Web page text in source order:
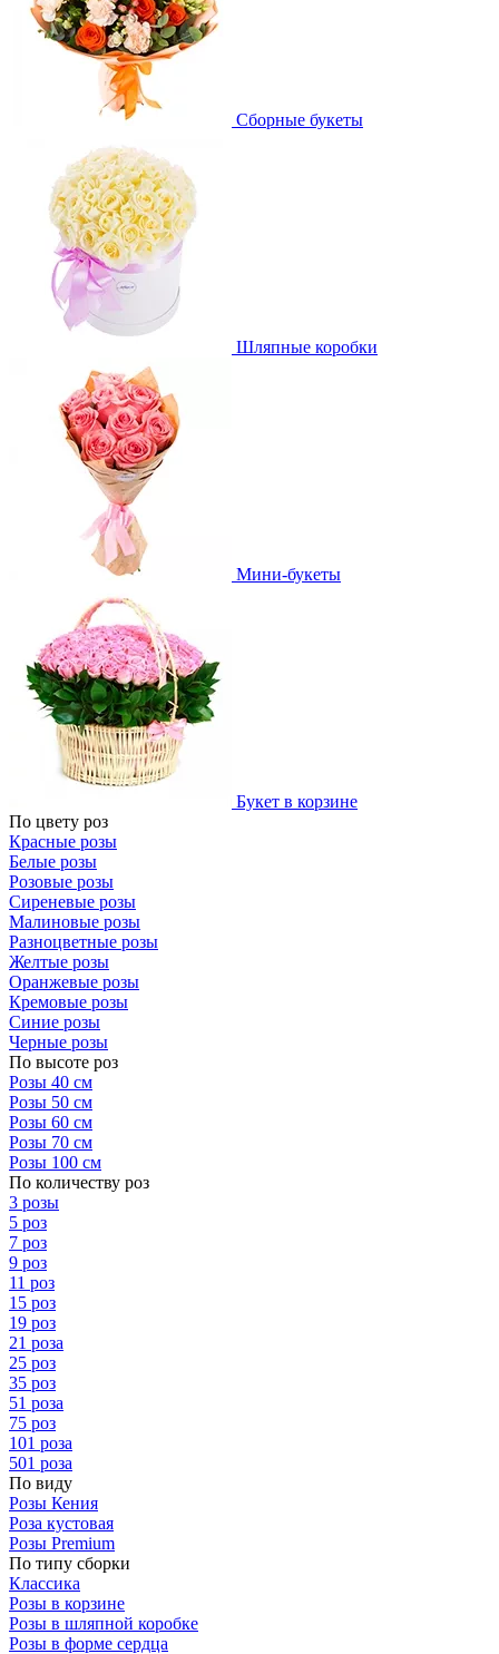
Сборные букеты
Шляпные коробки
Мини-букеты
Букет в корзине
По цвету роз
Красные розы
Белые розы
Розовые розы
Сиреневые розы
Малиновые розы
Разноцветные розы
Желтые розы
Оранжевые розы
Кремовые розы
Синие розы
Черные розы
По высоте роз
Розы 40 см
Розы 50 см
Розы 60 см
Розы 70 см
Розы 100 см
По количеству роз
3 розы
5 роз
7 роз
9 роз
11 роз
15 роз
19 роз
21 роза
25 роз
35 роз
51 роза
75 роз
101 роза
501 роза
По виду
Розы Кения
Роза кустовая
Розы Premium
По типу сборки
Классика
Розы в корзине
Розы в шляпной коробке
Розы в форме сердца